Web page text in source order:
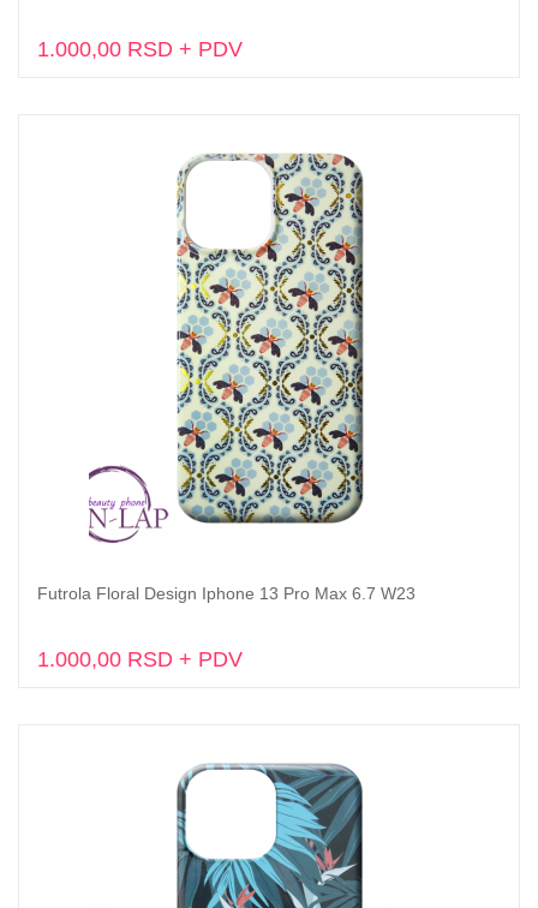
1.000,00 RSD + PDV
Dodaj u korpu
Futrola Floral Design Iphone 13 Pro Max 6.7 W23
1.000,00 RSD + PDV